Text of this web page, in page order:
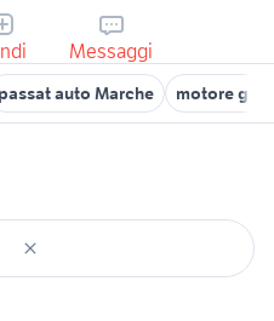
Messaggi
passat auto Marche motore golf